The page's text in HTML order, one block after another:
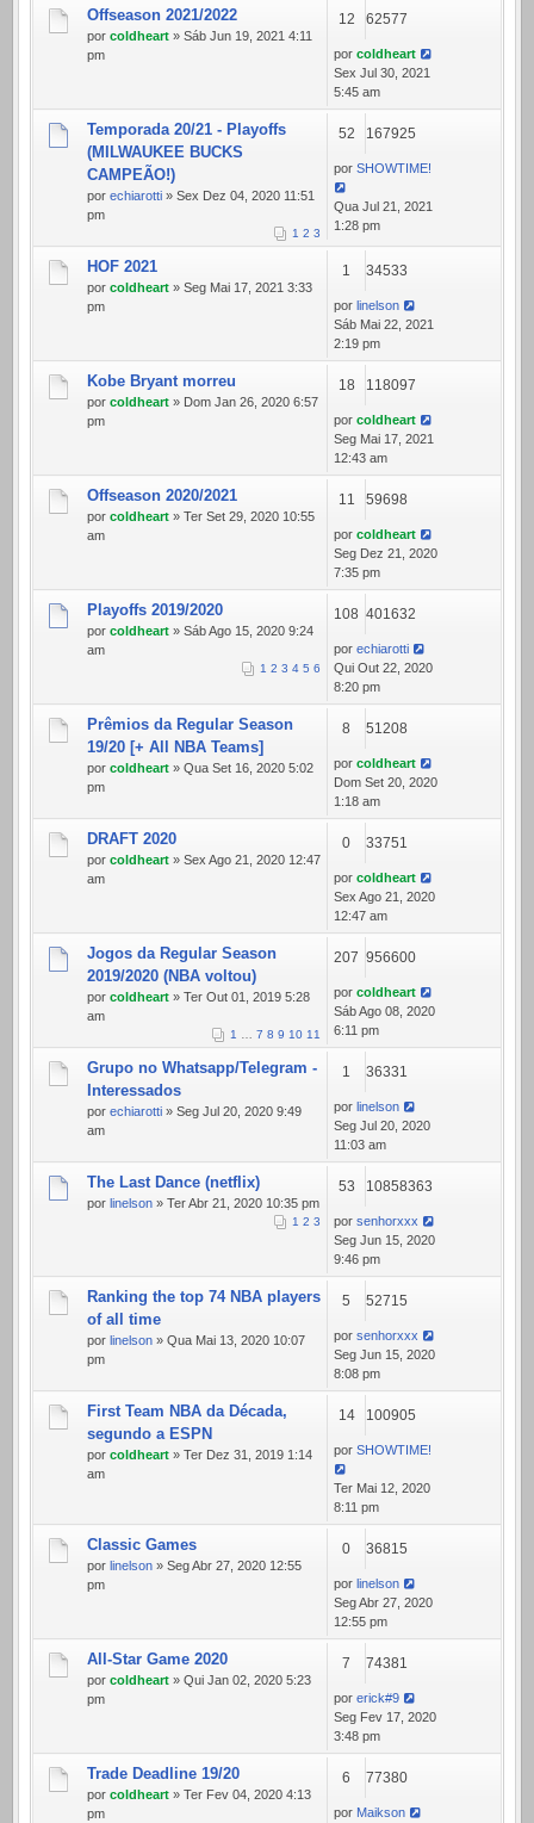
Offseason 2021/2022
por coldheart » Sáb Jun 19, 2021 4:11
pm
12 62577
por coldheart
Sex Jul 30, 2021
5:45 am
Temporada 20/21 - Playoffs
(MILWAUKEE BUCKS
CAMPEÃO!)
por echiarotti » Sex Dez 04, 2020 11:51
pm
1 2 3
52 167925
por SHOWTIME!
Qua Jul 21, 2021
1:28 pm
HOF 2021
por coldheart » Seg Mai 17, 2021 3:33
pm
1 34533
por linelson
Sáb Mai 22, 2021
2:19 pm
Kobe Bryant morreu
por coldheart » Dom Jan 26, 2020 6:57
pm
18 118097
por coldheart
Seg Mai 17, 2021
12:43 am
Offseason 2020/2021
por coldheart » Ter Set 29, 2020 10:55
am
11 59698
por coldheart
Seg Dez 21, 2020
7:35 pm
Playoffs 2019/2020
por coldheart » Sáb Ago 15, 2020 9:24
am
1 2 3 4 5 6
108 401632
por echiarotti
Qui Out 22, 2020
8:20 pm
Prêmios da Regular Season
19/20 [+ All NBA Teams]
por coldheart » Qua Set 16, 2020 5:02
pm
8 51208
por coldheart
Dom Set 20, 2020
1:18 am
DRAFT 2020
por coldheart » Sex Ago 21, 2020 12:47
am
0 33751
por coldheart
Sex Ago 21, 2020
12:47 am
Jogos da Regular Season
2019/2020 (NBA voltou)
por coldheart » Ter Out 01, 2019 5:28
am
1 … 7 8 9 10 11
207 956600
por coldheart
Sáb Ago 08, 2020
6:11 pm
Grupo no Whatsapp/Telegram -
Interessados
por echiarotti » Seg Jul 20, 2020 9:49
am
1 36331
por linelson
Seg Jul 20, 2020
11:03 am
The Last Dance (netflix)
por linelson » Ter Abr 21, 2020 10:35 pm
1 2 3
53 10858363
por senhorxxx
Seg Jun 15, 2020
9:46 pm
Ranking the top 74 NBA players
of all time
por linelson » Qua Mai 13, 2020 10:07
pm
5 52715
por senhorxxx
Seg Jun 15, 2020
8:08 pm
First Team NBA da Década,
segundo a ESPN
por coldheart » Ter Dez 31, 2019 1:14
am
14 100905
por SHOWTIME!
Ter Mai 12, 2020
8:11 pm
Classic Games
por linelson » Seg Abr 27, 2020 12:55
pm
0 36815
por linelson
Seg Abr 27, 2020
12:55 pm
All-Star Game 2020
por coldheart » Qui Jan 02, 2020 5:23
pm
7 74381
por erick#9
Seg Fev 17, 2020
3:48 pm
Trade Deadline 19/20
por coldheart » Ter Fev 04, 2020 4:13
pm
6 77380
por Maikson